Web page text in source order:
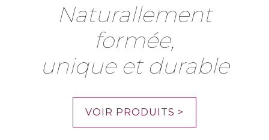
Naturallement
formée,
unique et durable
VOIR PRODUITS >